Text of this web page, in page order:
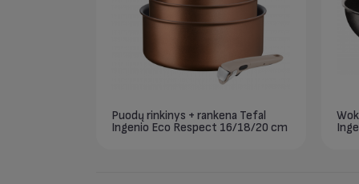
Puodų rinkinys + rankena Tefal
Ingenio Eco Respect 16/18/20 cm